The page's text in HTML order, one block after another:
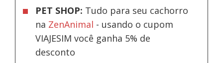
PET SHOP: Tudo para seu cachorro
na ZenAnimal - usando o cupom
VIAJESIM você ganha 5% de
desconto